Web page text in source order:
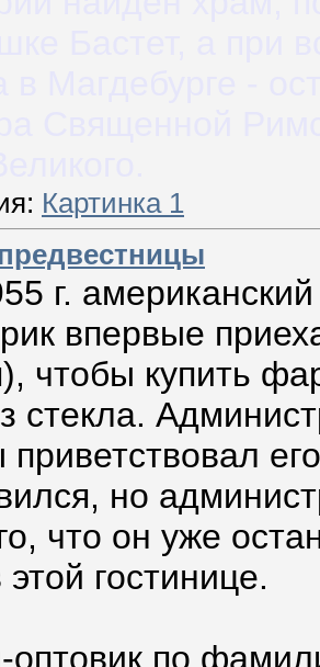
Картинка 1
г.
впервые
чтобы купить
стекла.
приветствовал
но
что он уже
гостинице.
оптовик по